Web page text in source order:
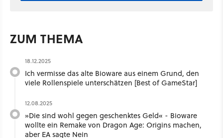
ZUM THEMA
18.12.2025
Ich vermisse das alte Bioware aus einem Grund, den
viele Rollenspiele unterschätzen [Best of GameStar]
12.08.2025
»Die sind wohl gegen geschenktes Geld« - Bioware
wollte ein Remake von Dragon Age: Origins machen,
aber EA sagte Nein